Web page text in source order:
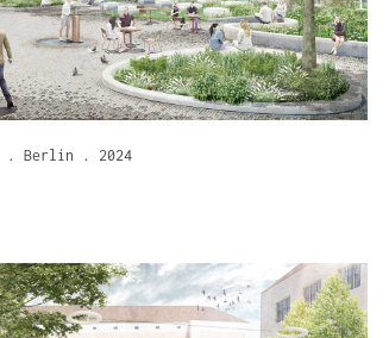
. Berlin . 2024